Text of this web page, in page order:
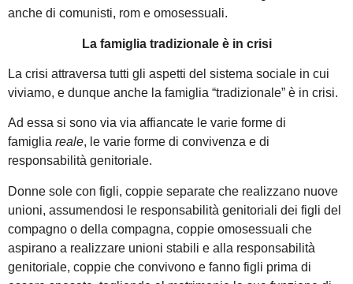
anche di comunisti, rom e omosessuali.
La famiglia tradizionale è in crisi
La crisi attraversa tutti gli aspetti del sistema sociale in cui
viviamo, e dunque anche la famiglia “tradizionale” è in crisi.
Ad essa si sono via via affiancate le varie forme di
famiglia reale, le varie forme di convivenza e di
responsabilità genitoriale.
Donne sole con figli, coppie separate che realizzano nuove
unioni, assumendosi le responsabilità genitoriali dei figli del
compagno o della compagna, coppie omosessuali che
aspirano a realizzare unioni stabili e alla responsabilità
genitoriale, coppie che convivono e fanno figli prima di